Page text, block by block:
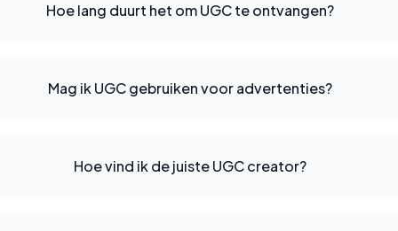
Hoe lang duurt het om UGC te ontvangen?
Mag ik UGC gebruiken voor advertenties?
Hoe vind ik de juiste UGC creator?